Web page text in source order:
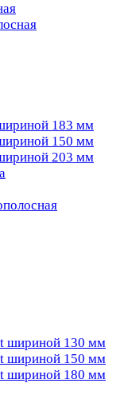
183 мм
150 мм
203 мм
шириной 130 мм
шириной 150 мм
шириной 180 мм